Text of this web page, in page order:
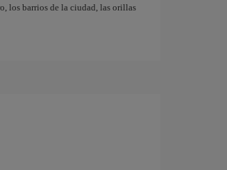
los barrios de la ciudad, las orillas